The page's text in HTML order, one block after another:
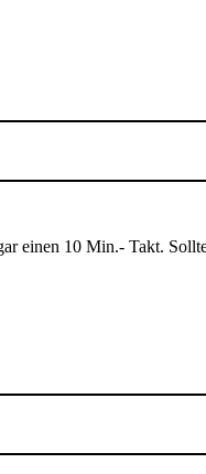
einen 10 Min.- Takt.